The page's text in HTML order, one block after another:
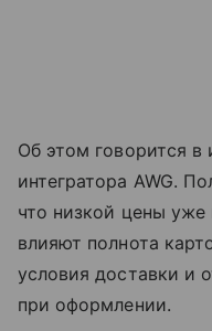
Об этом говорится в
интегратора AWG.
что низкой цены уже
влияют полнота
условия доставки и
при оформлении.